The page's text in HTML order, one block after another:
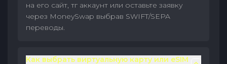
на его сайт, тг аккаунт или оставьте заявку
через MoneySwap выбрав SWIFT/SEPA
переводы.
Как выбрать виртуальную карту или eSIM